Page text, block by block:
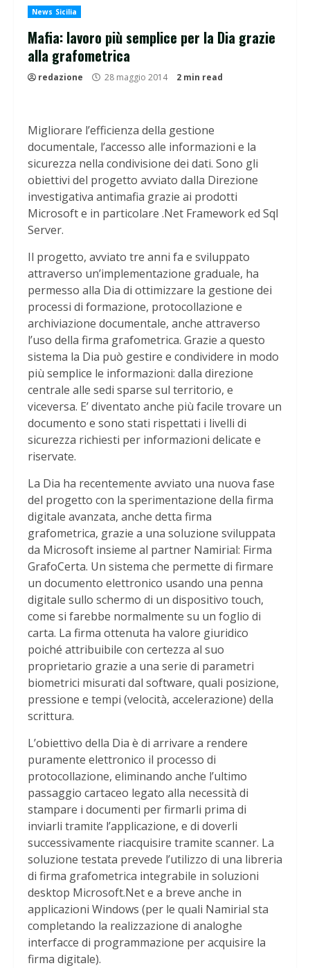
News Sicilia
Mafia: lavoro più semplice per la Dia grazie
alla grafometrica
redazione 28 maggio 2014 2 min read
Migliorare l’efficienza della gestione
documentale, l’accesso alle informazioni e la
sicurezza nella condivisione dei dati. Sono gli
obiettivi del progetto avviato dalla Direzione
investigativa antimafia grazie ai prodotti
Microsoft e in particolare .Net Framework ed Sql
Server.
Il progetto, avviato tre anni fa e sviluppato
attraverso un’implementazione graduale, ha
permesso alla Dia di ottimizzare la gestione dei
processi di formazione, protocollazione e
archiviazione documentale, anche attraverso
l’uso della firma grafometrica. Grazie a questo
sistema la Dia può gestire e condividere in modo
più semplice le informazioni: dalla direzione
centrale alle sedi sparse sul territorio, e
viceversa. E’ diventato anche più facile trovare un
documento e sono stati rispettati i livelli di
sicurezza richiesti per informazioni delicate e
riservate.
La Dia ha recentemente avviato una nuova fase
del progetto con la sperimentazione della firma
digitale avanzata, anche detta firma
grafometrica, grazie a una soluzione sviluppata
da Microsoft insieme al partner Namirial: Firma
GrafoCerta. Un sistema che permette di firmare
un documento elettronico usando una penna
digitale sullo schermo di un dispositivo touch,
come si farebbe normalmente su un foglio di
carta. La firma ottenuta ha valore giuridico
poiché attribuibile con certezza al suo
proprietario grazie a una serie di parametri
biometrici misurati dal software, quali posizione,
pressione e tempi (velocità, accelerazione) della
scrittura.
L’obiettivo della Dia è di arrivare a rendere
puramente elettronico il processo di
protocollazione, eliminando anche l’ultimo
passaggio cartaceo legato alla necessità di
stampare i documenti per firmarli prima di
inviarli tramite l’applicazione, e di doverli
successivamente riacquisire tramite scanner. La
soluzione testata prevede l’utilizzo di una libreria
di firma grafometrica integrabile in soluzioni
desktop Microsoft.Net e a breve anche in
applicazioni Windows (per le quali Namirial sta
completando la realizzazione di analoghe
interfacce di programmazione per acquisire la
firma digitale).